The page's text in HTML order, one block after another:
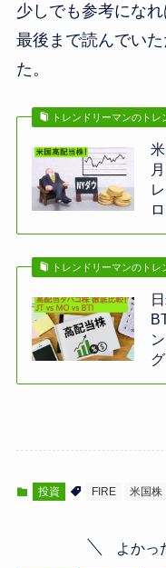
少しでも参考にな
最後まで読んでい
た。
トレンドリーマンのトレ
トレンドリーマンのト
グ
投資 FIRE 米国株
よかっ